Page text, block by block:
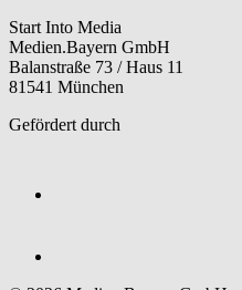
Start Into Media
Medien.Bayern GmbH
Balanstraße 73 / Haus 11
81541 München
Gefördert durch